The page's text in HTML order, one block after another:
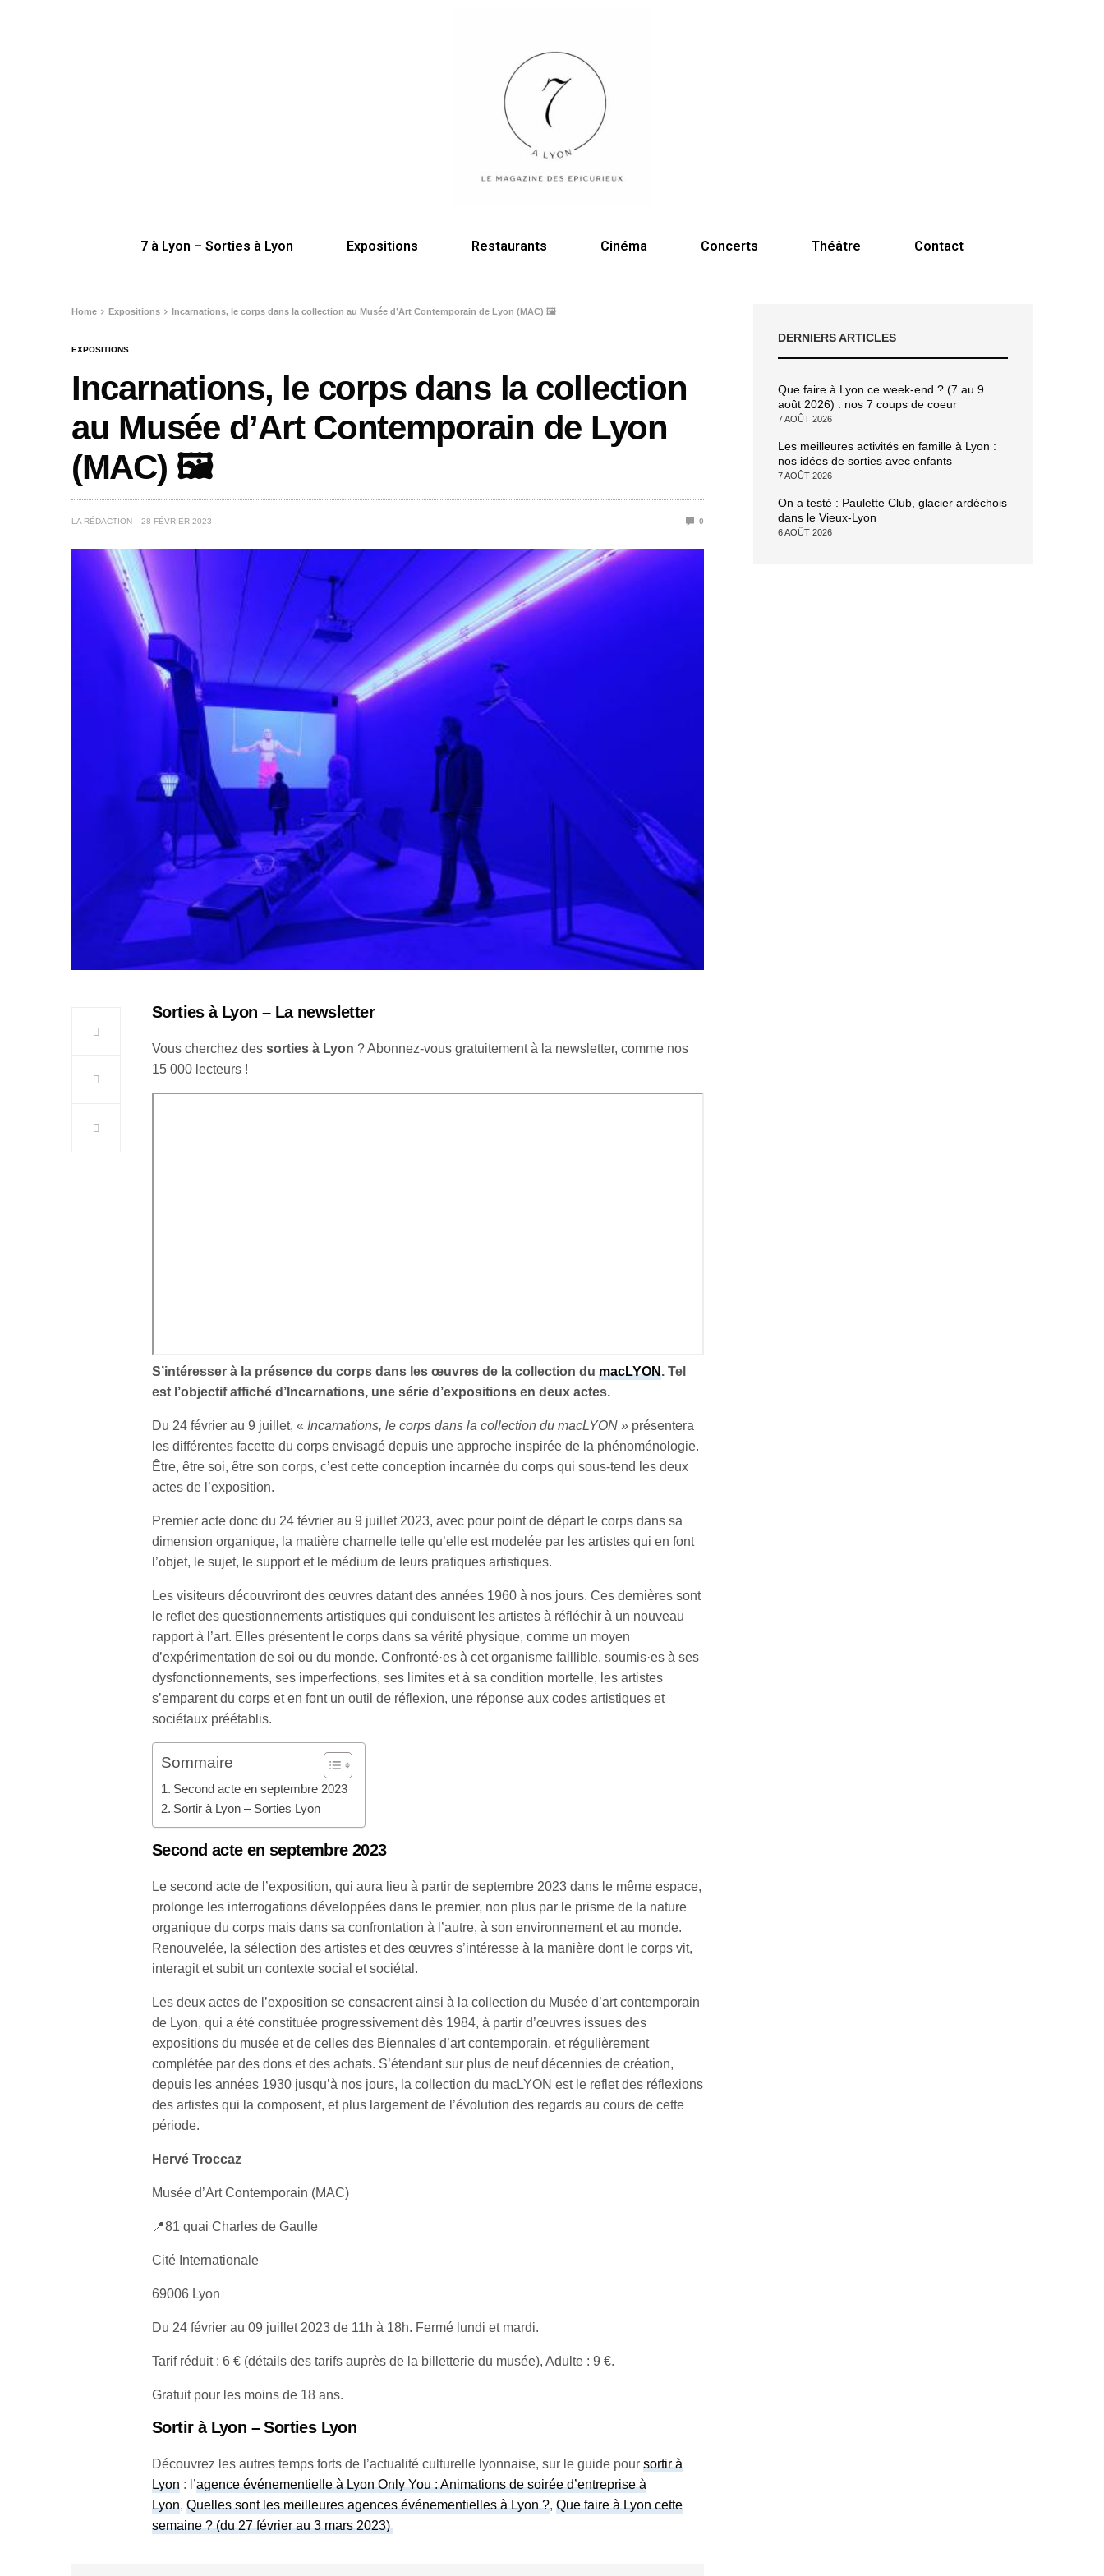
7 à Lyon – Sorties à Lyon Expositions Restaurants Cinéma Concerts Théâtre Contact
Home Expositions Incarnations, le corps dans la collection au Musée d’Art Contemporain de Lyon (MAC) 🖼️
EXPOSITIONS
Incarnations, le corps dans la collection
au Musée d’Art Contemporain de Lyon
(MAC) 🖼️
LA RÉDACTION 28 FÉVRIER 2023 0
Sorties à Lyon – La newsletter
Vous cherchez dessorties à Lyon ? Abonnez-vous gratuitement à la newsletter, comme nos
15 000 lecteurs !
S’intéresser à la présence du corps dans les œuvres de la collection dumacLYON. Tel
est l’objectif affiché d’Incarnations, une série d’expositions en deux actes.
Du 24 février au 9 juillet, « Incarnations, le corps dans la collection du macLYON » présentera
les différentes facette du corps envisagé depuis une approche inspirée de la phénoménologie.
Être, être soi, être son corps, c’est cette conception incarnée du corps qui sous-tend les deux
actes de l’exposition.
Premier acte donc du 24 février au 9 juillet 2023, avec pour point de départ le corps dans sa
dimension organique, la matière charnelle telle qu’elle est modelée par les artistes qui en font
l’objet, le sujet, le support et le médium de leurs pratiques artistiques.
Les visiteurs découvriront des œuvres datant des années 1960 à nos jours. Ces dernières sont
le reflet des questionnements artistiques qui conduisent les artistes à réfléchir à un nouveau
rapport à l’art. Elles présentent le corps dans sa vérité physique, comme un moyen
d’expérimentation de soi ou du monde. Confronté·es à cet organisme faillible, soumis·es à ses
dysfonctionnements, ses imperfections, ses limites et à sa condition mortelle, les artistes
s’emparent du corps et en font un outil de réflexion, une réponse aux codes artistiques et
sociétaux préétablis.
Sommaire
Second acte en septembre 2023
Sortir à Lyon – Sorties Lyon
Second acte en septembre 2023
Le second acte de l’exposition, qui aura lieu à partir de septembre 2023 dans le même espace,
prolonge les interrogations développées dans le premier, non plus par le prisme de la nature
organique du corps mais dans sa confrontation à l’autre, à son environnement et au monde.
Renouvelée, la sélection des artistes et des œuvres s’intéresse à la manière dont le corps vit,
interagit et subit un contexte social et sociétal.
Les deux actes de l’exposition se consacrent ainsi à la collection du Musée d’art contemporain
de Lyon, qui a été constituée progressivement dès 1984, à partir d’œuvres issues des
expositions du musée et de celles des Biennales d’art contemporain, et régulièrement
complétée par des dons et des achats. S’étendant sur plus de neuf décennies de création,
depuis les années 1930 jusqu’à nos jours, la collection du macLYON est le reflet des réflexions
des artistes qui la composent, et plus largement de l’évolution des regards au cours de cette
période.
Hervé Troccaz
Musée d’Art Contemporain (MAC)
📍81 quai Charles de Gaulle
Cité Internationale
69006 Lyon
Du 24 février au 09 juillet 2023 de 11h à 18h. Fermé lundi et mardi.
Tarif réduit : 6 € (détails des tarifs auprès de la billetterie du musée), Adulte : 9 €.
Gratuit pour les moins de 18 ans.
Sortir à Lyon – Sorties Lyon
Découvrez les autres temps forts de l’actualité culturelle lyonnaise, sur le guide poursortir à
Lyon : l’agence événementielle à Lyon Only You : Animations de soirée d’entreprise à
Lyon,Quelles sont les meilleures agences événementielles à Lyon ?,Que faire à Lyon cette
semaine ? (du 27 février au 3 mars 2023)
DERNIERS ARTICLES
Que faire à Lyon ce week-end ? (7 au 9
août 2026) : nos 7 coups de coeur
7 AOÛT 2026
Les meilleures activités en famille à Lyon :
nos idées de sorties avec enfants
7 AOÛT 2026
On a testé : Paulette Club, glacier ardéchois
dans le Vieux-Lyon
6 AOÛT 2026